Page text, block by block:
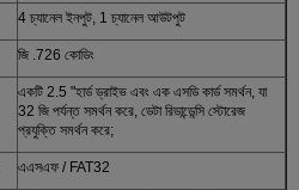
4 চ্যানেল ইনপুট, 1 চ্যানেল আউটপুট
জি .726 কোডিং
একটি 2.5 "হার্ড ড্রাইভ এবং এক এসডি কার্ড সমর্থন, যা
32 জি পর্যন্ত সমর্থন করে, ডেটা রিডান্ডেন্সি স্টোরেজ
প্রযুক্তি সমর্থন করে;
এএসএফ / FAT32